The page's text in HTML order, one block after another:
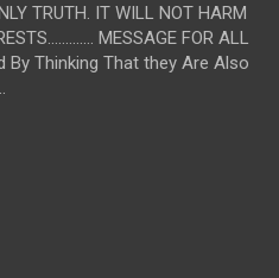
TRUTH. IT WILL NOT HARM
MESSAGE FOR ALL
By Thinking That they Are Also